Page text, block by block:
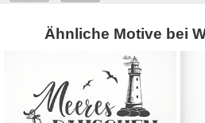
Ähnliche Motive bei